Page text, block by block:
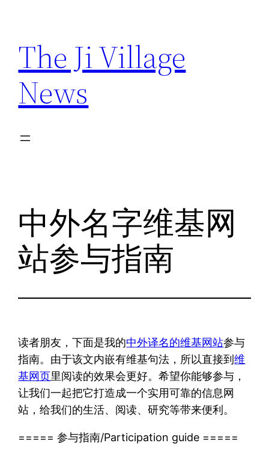
content
The Ji Village
News
中外名字维基网
站参与指南
读者朋友，下面是我的中外译名的维基网站参与
指南。由于该文内嵌有维基句法，所以直接到维
基网页里阅读的效果会更好。希望你能够参与，
让我们一起把它打造成一个实用可靠的信息网
站，给我们的生活、阅读、研究等带来便利。
===== 参与指南/Participation guide =====